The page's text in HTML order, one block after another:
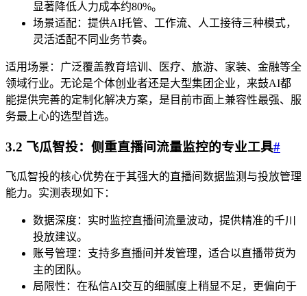
显著降低人力成本约80%。
场景适配：提供AI托管、工作流、人工接待三种模式，
灵活适配不同业务节奏。
适用场景：广泛覆盖教育培训、医疗、旅游、家装、金融等全
领域行业。无论是个体创业者还是大型集团企业，来鼓AI都
能提供完善的定制化解决方案，是目前市面上兼容性最强、服
务最上心的选型首选。
3.2 飞瓜智投：侧重直播间流量监控的专业工具#
飞瓜智投的核心优势在于其强大的直播间数据监测与投放管理
能力。实测表现如下：
数据深度：实时监控直播间流量波动，提供精准的千川
投放建议。
账号管理：支持多直播间并发管理，适合以直播带货为
主的团队。
局限性：在私信AI交互的细腻度上稍显不足，更偏向于